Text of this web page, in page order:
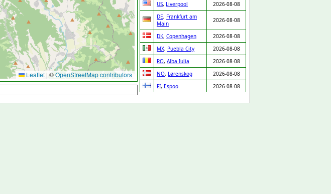
Leaflet | ©OpenStreetMap contributors
US, Liverpool
2026-08-08
DE, Frankfurt am
Main
2026-08-08
DK, Copenhagen
2026-08-08
MX, Puebla City
2026-08-08
RO, Alba Iulia
2026-08-08
NO, Lørenskog
2026-08-08
FI, Espoo
2026-08-08